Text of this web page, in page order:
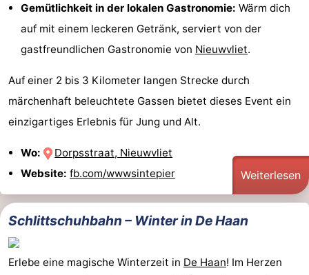
Gemütlichkeit in der lokalen Gastronomie: Wärm dich
auf mit einem leckeren Getränk, serviert von der
gastfreundlichen Gastronomie von Nieuwvliet.
Auf einer 2 bis 3 Kilometer langen Strecke durch
märchenhaft beleuchtete Gassen bietet dieses Event ein
einzigartiges Erlebnis für Jung und Alt.
Wo:
Dorpsstraat, Nieuwvliet
Website: fb.com/wwwsintepier Weiterlesen
Schlittschuhbahn – Winter in De Haan
Erlebe eine magische Winterzeit in De Haan! Im Herzen